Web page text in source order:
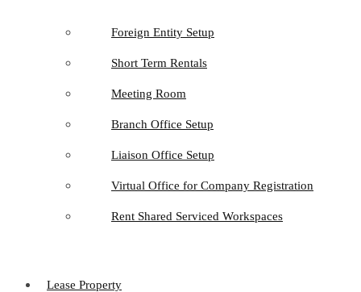
Foreign Entity Setup
Short Term Rentals
Meeting Room
Branch Office Setup
Liaison Office Setup
Virtual Office for Company Registration
Rent Shared Serviced Workspaces
Lease Property